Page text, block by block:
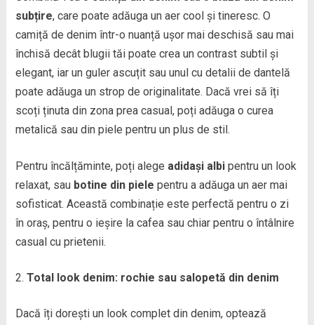
subțire, care poate adăuga un aer cool și tineresc. O
camiță de denim într-o nuanță ușor mai deschisă sau mai
închisă decât blugii tăi poate crea un contrast subtil și
elegant, iar un guler ascuțit sau unul cu detalii de dantelă
poate adăuga un strop de originalitate. Dacă vrei să îți
scoți ținuta din zona prea casual, poți adăuga o curea
metalică sau din piele pentru un plus de stil.
Pentru încălțăminte, poți alege adidași albipentru un look
relaxat, sau botine din piele pentru a adăuga un aer mai
sofisticat. Această combinație este perfectă pentru o zi
în oraș, pentru o ieșire la cafea sau chiar pentru o întâlnire
casual cu prietenii.
Total look denim: rochie sau salopetă din denim
Dacă îți dorești un look complet din denim, optează